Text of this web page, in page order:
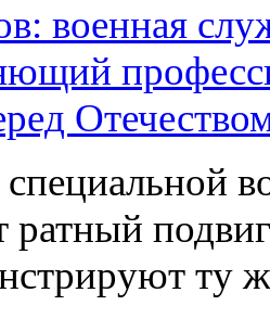
военная
ту